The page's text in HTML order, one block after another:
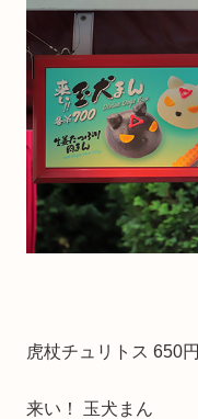
虎杖チュリトス 650円
来い！ 玉犬まん